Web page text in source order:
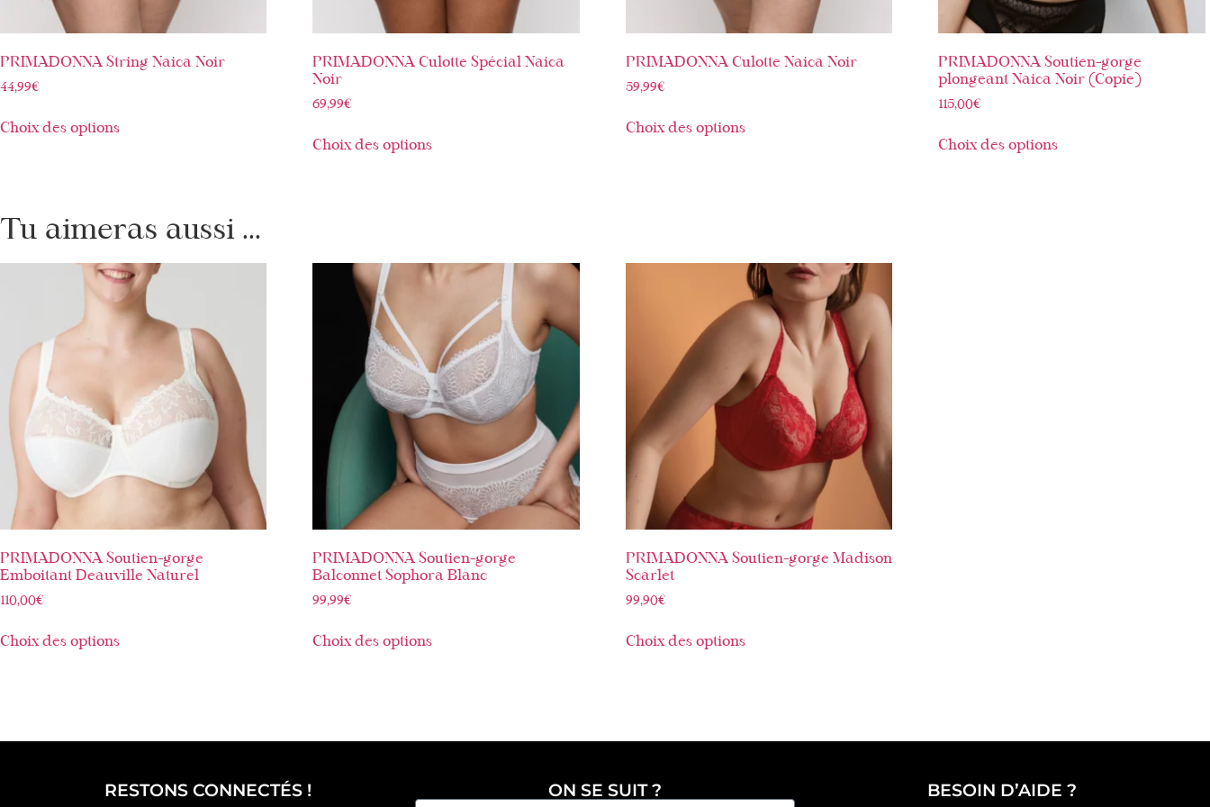
PRIMADONNA String Naica Noir
44,99€
Choix des options
PRIMADONNA Culotte Spécial Naica
Noir
69,99€
Choix des options
PRIMADONNA Culotte Naica Noir
59,99€
Choix des options
PRIMADONNA Soutien-gorge
plongeant Naica Noir (Copie)
115,00€
Choix des options
Tu aimeras aussi ...
PRIMADONNA Soutien-gorge
Emboitant Deauville Naturel
110,00€
Choix des options
PRIMADONNA Soutien-gorge
Balconnet Sophora Blanc
99,99€
Choix des options
PRIMADONNA Soutien-gorge Madison
Scarlet
99,90€
Choix des options
RESTONS CONNECTÉS ! ON SE SUIT ? BESOIN D’AIDE ?